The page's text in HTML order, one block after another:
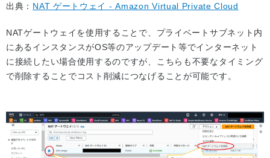
出典： NAT ゲートウェイ - Amazon Virtual Private Cloud
NATゲートウェイを使用することで、プライベートサブネット内
にあるインスタンスがOS等のアップデート等でインターネット
に接続したい場合使用するのですが、こちらも不要なタイミング
で削除することでコスト削減につなげることが可能です。